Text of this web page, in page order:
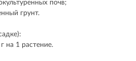
почв;
грунт.
на 1 растение.